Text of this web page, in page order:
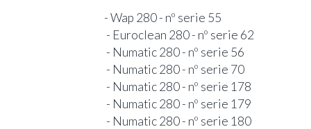
- Wap 280 - nº serie 55
- Euroclean 280 - nº serie 62
- Numatic 280 - nº serie 56
- Numatic 280 - nº serie 70
- Numatic 280 - nº serie 178
- Numatic 280 - nº serie 179
- Numatic 280 - nº serie 180